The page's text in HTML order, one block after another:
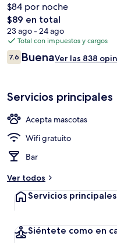
$84 por noche
El
precio
total
es
de
$89 en total
23 ago - 24 ago
Total con impuestos y cargos
Opiniones
7.67.6 de 10,
BuenaVer las 838
Servicios principales
Acepta mascotas
Wifi gratuito
Bar
Ver todos
Servicios principales
Siéntete como en